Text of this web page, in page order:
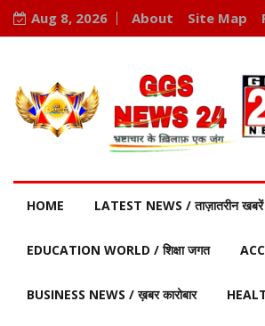
Aug 8, 2026 About Site Map
HOME LATEST NEWS / ताज़ातरीन खबरें
EDUCATION WORLD / शिक्षा जगत
BUSINESS NEWS / ख़बर कारोबार